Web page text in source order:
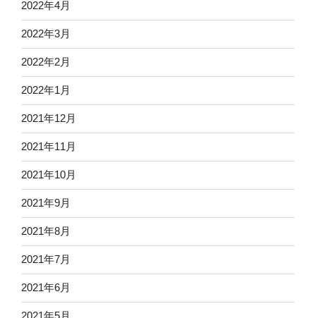
2022年4月
2022年3月
2022年2月
2022年1月
2021年12月
2021年11月
2021年10月
2021年9月
2021年8月
2021年7月
2021年6月